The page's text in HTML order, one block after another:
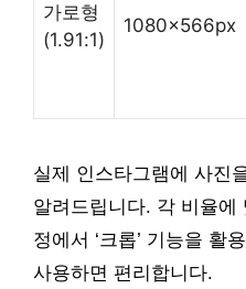
가로형
(1.91:1)
1080x566px
실제 인스타그램에 사진
알려드립니다. 각 비율
정에서 ‘크롭’ 기능을 활
사용하면 편리합니다.